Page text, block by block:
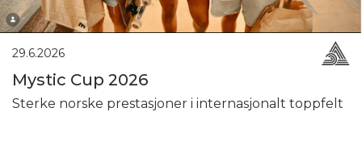
29.6.2026
Mystic Cup 2026
Sterke norske prestasjoner i internasjonalt toppfelt